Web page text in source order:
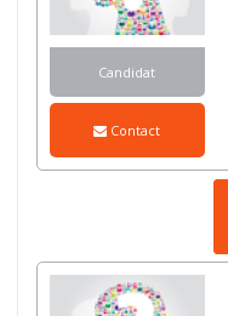
Candidat
Contact